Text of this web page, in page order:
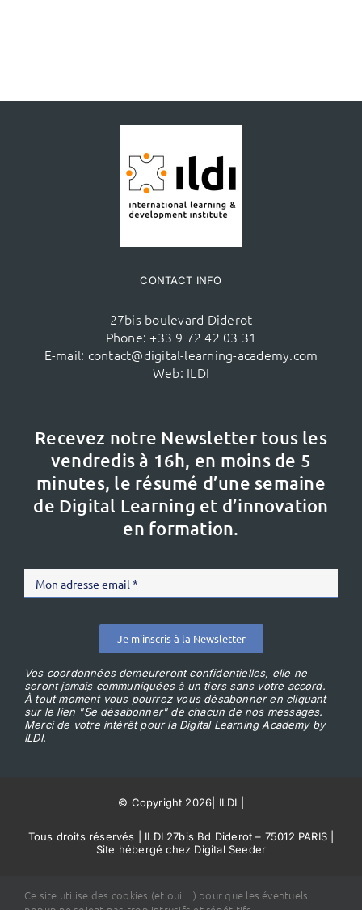
CONTACT INFO
27bis boulevard Diderot
Phone: +33 9 72 42 03 31
E-mail: contact@digital-learning-academy.com
Web: ILDI
Recevez notre Newsletter tous les
vendredis à 16h, en moins de 5
minutes, le résumé d’une semaine
de Digital Learning et d’innovation
en formation.
Je m'inscris à la Newsletter
Vos coordonnées demeureront confidentielles, elle ne
seront jamais communiquées à un tiers sans votre accord.
À tout moment vous pourrez vous désabonner en cliquant
sur le lien "Se désabonner" de chacun de nos messages.
Merci de votre intérêt pour la Digital Learning Academy by
ILDI.
© Copyright 2026 ILDI
Tous droits réservés | ILDI 27bis Bd Diderot – 75012 PARIS |
Site hébergé chez Digital Seeder
Ce site utilise des cookies (et oui…) pour que les éventuels